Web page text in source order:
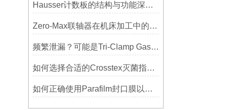
Hausser计数板的结构与功能深度解析
Zero-Max联轴器在机床加工中的应用及精度保证方法
频繁泄漏？可能是Tri-Clamp Gasket垫圈安装的这5个误区导致的
如何选择合适的Crosstex灭菌指示标签？
如何正确使用Parafilm封口膜以确保实验结果的准确性？